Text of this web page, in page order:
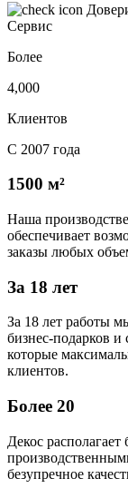
Сервис
Более
4,000
Клиентов
С 2007 года
1500 м²
Наша
обеспечивает
заказы любых
За 18 лет
За 18 лет работы
бизнес-подарков и
которые
клиентов.
Более 20
Декос
безупречное